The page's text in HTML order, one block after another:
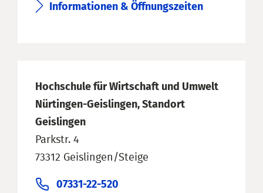
Informationen & Öffnungszeiten
Hochschule für Wirtschaft und Umwelt
Nürtingen-Geislingen, Standort
Geislingen
Parkstr. 4
73312 Geislingen/Steige
07331-22-520